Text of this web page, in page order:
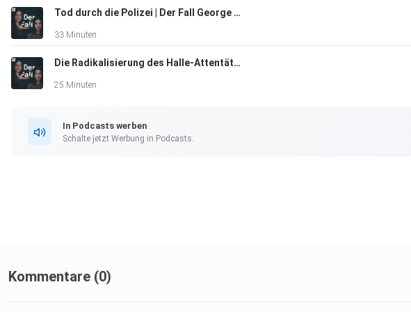
https://www.nummergegenkummer.de Freunde fürs Leben,
Hilfsangebote-Finder bei seelischen Krisen (bundesweit)
Tod durch die Polizei | Der Fall George Floyd
33 Minuten
Die Radikalisierung des Halle-Attentäters | Der Fall
25 Minuten
In Podcasts werben
Schalte jetzt Werbung in Podcasts.
Kommentare (0)